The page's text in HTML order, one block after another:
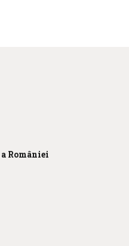
a României